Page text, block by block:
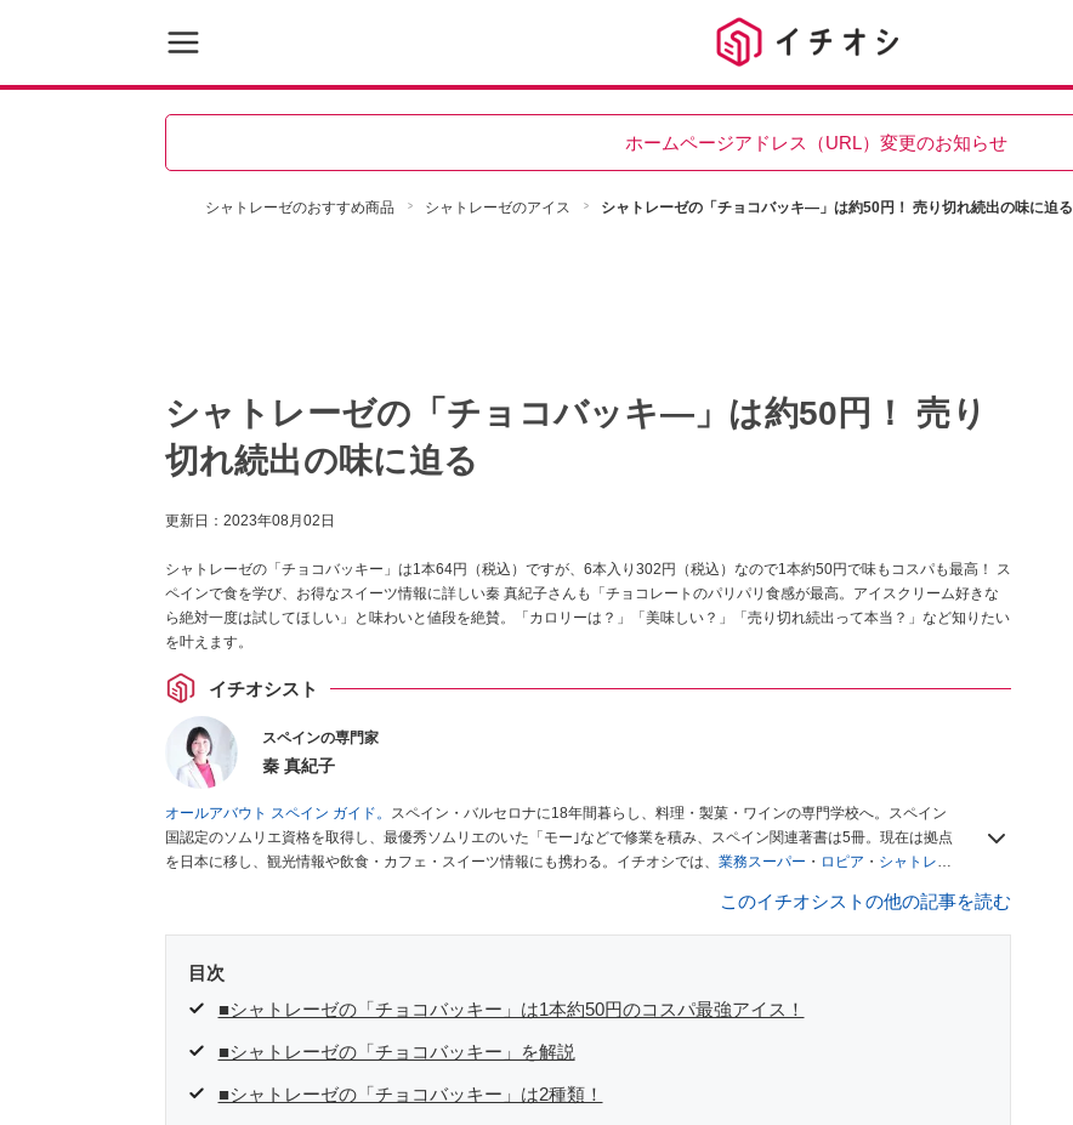
ホームページアドレス（URL）変更のお知らせ
シャトレーゼのおすすめ商品 シャトレーゼのアイス シャトレーゼの「チョコバッキ―」は約50円！ 売り切れ続出の味に迫る
シャトレーゼの「チョコバッキ―」は約50円！ 売り
切れ続出の味に迫る
更新日： 2023年08月02日
シャトレーゼの「チョコバッキー」は1本64円（税込）ですが、6本入り302円（税込）なので1本約50円で味もコスパも最高！ ス
ペインで食を学び、お得なスイーツ情報に詳しい秦 真紀子さんも「チョコレートのパリパリ食感が最高。アイスクリーム好きな
ら絶対一度は試してほしい」と味わいと値段を絶賛。「カロリーは？」「美味しい？」「売り切れ続出って本当？」など知りたい
を叶えます。
イチオシスト
スペインの専門家
秦 真紀子
オールアバウト スペイン ガイド。
スペイン・バルセロナに18年間暮らし、料理・製菓・ワインの専門学校へ。スペイン
国認定のソムリエ資格を取得し、最優秀ソムリエのいた「モー｣などで修業を積み、スペイン関連著書は5冊。現在は拠点
を日本に移し、観光情報や飲食・カフェ・スイーツ情報にも携わる。イチオシでは、 業務スーパー ・ ロピア ・ シャトレー
■経歴：ワイナリーツアーガイドや、飲食関連の方の視察旅行のコーディネートやガイド、スペ
インの食についての講演などの経験あり。2004年より「カフェ・スイーツ」（柴田書店）、「料理通信」（料理通信社）
ネートや執筆、著書5冊あり。 現在は、拠点をバルセロナから日本に移し、スペイン関連だけでなく日本の観光情報や飲
食店についてのコンテンツの執筆や、広報PR、出版プロデュースなどを行う。 ■寄稿雑誌……料理通信、カフェ・スイー
タ／aruco／地球の歩き方ほか。
このイチオシストの他の記事を読む
目次
■シャトレーゼの「チョコバッキー」は1本約50円のコスパ最強アイス！
■シャトレーゼの「チョコバッキー」を解説
■シャトレーゼの「チョコバッキー」は2種類！